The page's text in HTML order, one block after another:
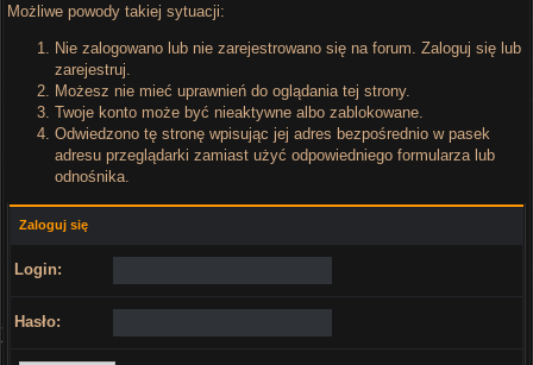
Możliwe powody takiej sytuacji:
Nie zalogowano lub nie zarejestrowano się na forum. Zaloguj się lub
zarejestruj.
Możesz nie mieć uprawnień do oglądania tej strony.
Twoje konto może być nieaktywne albo zablokowane.
Odwiedzono tę stronę wpisując jej adres bezpośrednio w pasek
adresu przeglądarki zamiast użyć odpowiedniego formularza lub
odnośnika.
Zaloguj się
Login:
Hasło: